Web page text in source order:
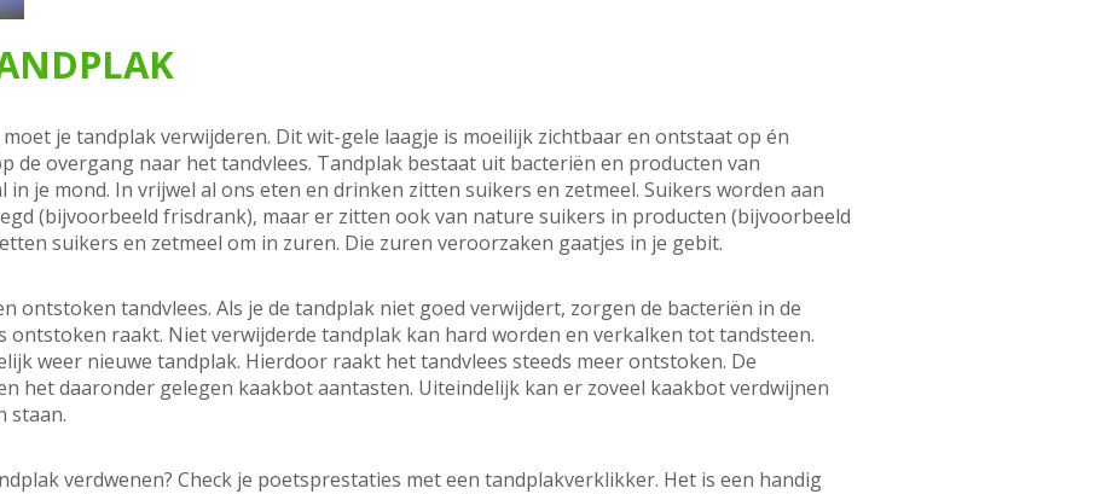
je tandplak verwijderen. Dit wit-gele laagje is moeilijk zichtbaar en ontstaat op én
de overgang naar het tandvlees. Tandplak bestaat uit bacteriën en producten van
in je mond. In vrijwel al ons eten en drinken zitten suikers en zetmeel. Suikers worden aan
(bijvoorbeeld frisdrank), maar er zitten ook van nature suikers in producten (bijvoorbeeld
suikers en zetmeel om in zuren. Die zuren veroorzaken gaatjes in je gebit.
ontstoken tandvlees. Als je de tandplak niet goed verwijdert, zorgen de bacteriën in de
ontstoken raakt. Niet verwijderde tandplak kan hard worden en verkalken tot tandsteen.
weer nieuwe tandplak. Hierdoor raakt het tandvlees steeds meer ontstoken. De
het daaronder gelegen kaakbot aantasten. Uiteindelijk kan er zoveel kaakbot verdwijnen
staan.
verdwenen? Check je poetsprestaties met een tandplakverklikker. Het is een handig